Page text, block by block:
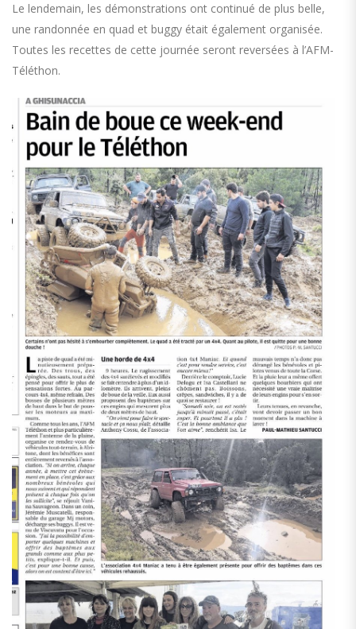
Le lendemain, les démonstrations ont continué de plus belle,
une randonnée en quad et buggy était également organisée.
Toutes les recettes de cette journée seront reversées à l’AFM-
Téléthon.